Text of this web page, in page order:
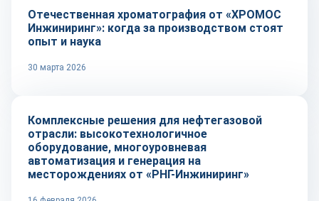
Отечественная хроматография от «ХРОМОС
Инжиниринг»: когда за производством стоят
опыт и наука
30 марта 2026
Рынок
Комплексные решения для нефтегазовой
отрасли: высокотехнологичное
оборудование, многоуровневая
автоматизация и генерация на
месторождениях от «РНГ-Инжиниринг»